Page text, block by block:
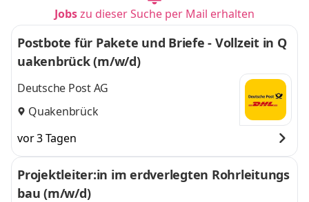
Jobszu dieser Suche per Mail erhalten
Postbote für Pakete und Briefe - Vollzeit in Q
uakenbrück (m/w/d)
Deutsche Post AG
Quakenbrück
vor 3 Tagen
Projektleiter:in im erdverlegten Rohrleitungs
bau (m/w/d)